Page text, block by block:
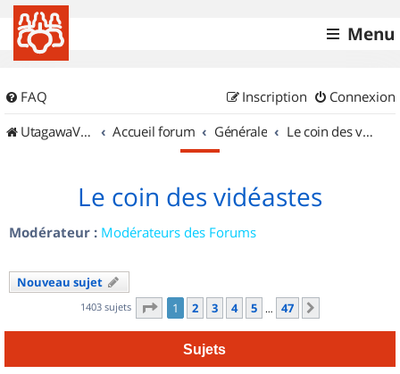
Menu
FAQ Connexion
Inscription
UtagawaVTT (Randos VTT et VTTAE avec traces GPS)
Accueil forum Générale Le coin des vidéastes
Le coin des vidéastes
Modérateur : Modérateurs des Forums
Nouveau sujet
1403 sujets Page 1sur
1 2 3 4 5 … 47
Sujets